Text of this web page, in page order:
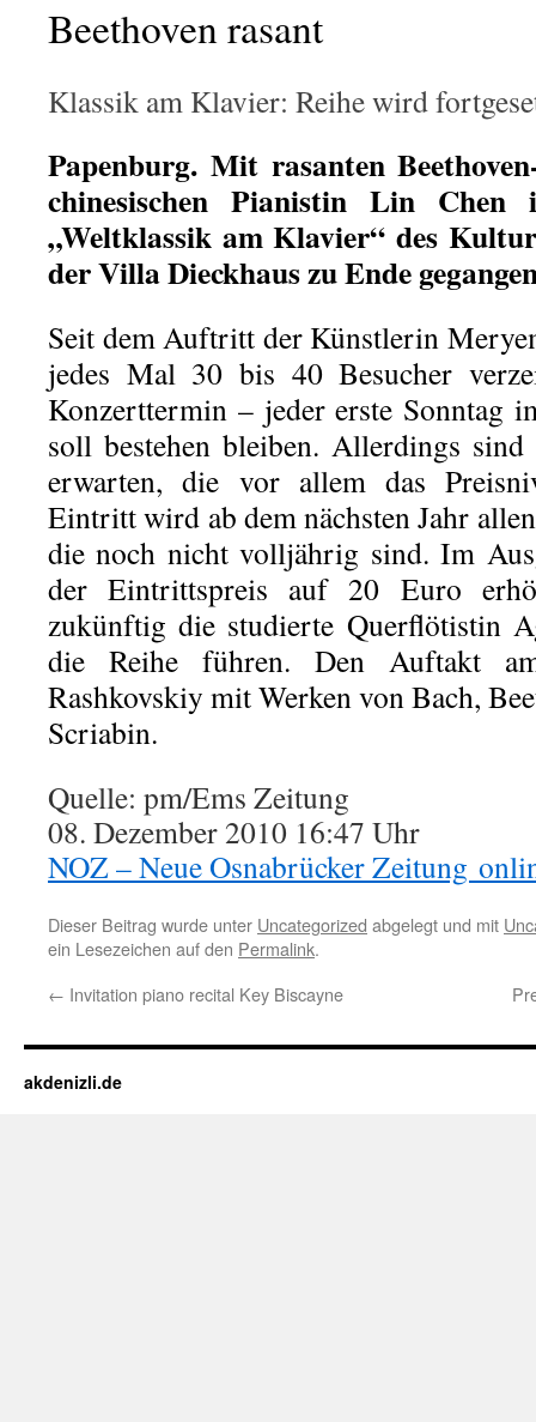
Beethoven rasant
Klassik am Klavier: Reihe wird
Papenburg. Mit rasanten
chinesischen Pianistin Lin Chen
„Weltklassik am Klavier“ des
der Villa Dieckhaus zu Ende
Seit dem Auftritt der Künstlerin
jedes Mal 30 bis 40 Besucher
Konzerttermin – jeder erste Sonntag
soll bestehen bleiben. Allerdings
erwarten, die vor allem das
Eintritt wird ab dem nächsten Jahr
die noch nicht volljährig sind. Im
der Eintrittspreis auf 20 Euro
zukünftig die studierte Querflötistin
die Reihe führen. Den Auftakt
Rashkovskiy mit Werken von Bach,
Scriabin.
Quelle: pm/Ems Zeitung
08. Dezember 2010 16:47 Uhr
NOZ – Neue Osnabrücker Zeitung
Dieser Beitrag wurde unter Uncategorized abgelegt und mit
ein Lesezeichen auf den Permalink.
← Invitation piano recital Key Biscayne
akdenizli.de